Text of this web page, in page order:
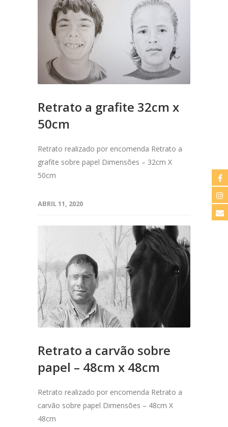
Retrato a grafite 32cm x
50cm
Retrato realizado por encomenda Retrato a
grafite sobre papel Dimensões – 32cm X
50cm
ABRIL 11, 2020
Retrato a carvão sobre
papel – 48cm x 48cm
Retrato realizado por encomenda Retrato a
carvão sobre papel Dimensões – 48cm X
48cm